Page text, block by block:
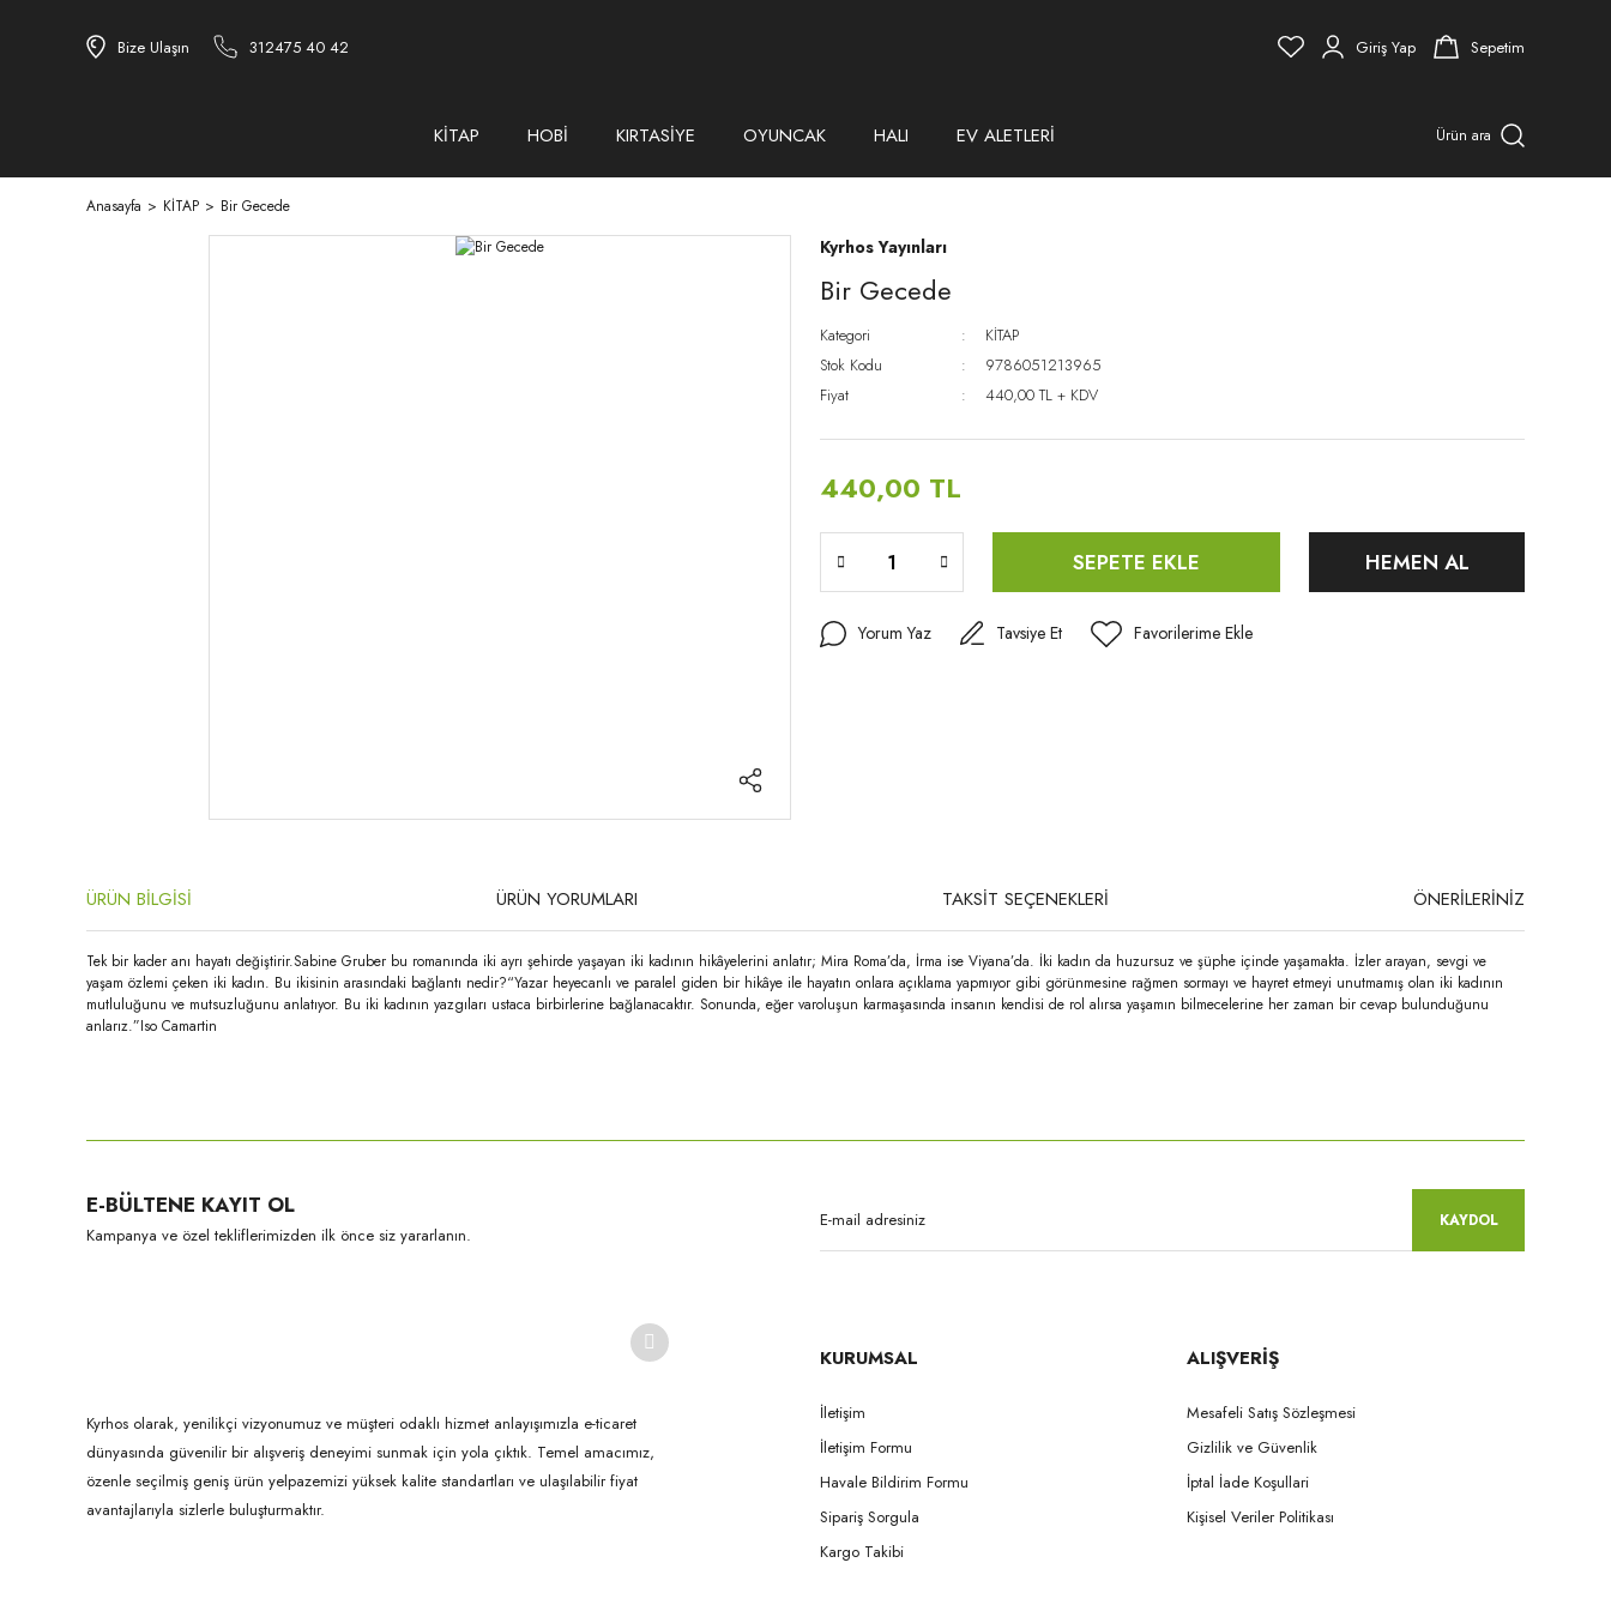
Bize Ulaşın 312475 40 42 Giriş Yap Sepetim
KİTAP HOBİ KIRTASİYE OYUNCAK HALI EV ALETLERİ Ürün ara
Anasayfa KİTAP Bir Gecede
Kyrhos Yayınları
Bir Gecede
Kategori
KİTAP
Stok Kodu
9786051213965
Fiyat
440,00 TL + KDV
440,00 TL
SEPETE EKLE HEMEN AL
Yorum Yaz Tavsiye Et
ÜRÜN BİLGİSİ ÜRÜN YORUMLARI TAKSİT SEÇENEKLERİ ÖNERİLERİNİZ
Tek bir kader anı hayatı değiştirir.Sabine Gruber bu romanında iki ayrı şehirde yaşayan iki kadının hikâyelerini anlatır; Mira Roma’da, İrma ise Viyana’da. İki kadın da huzursuz ve şüphe içinde yaşamakta. İzler arayan, sevgi ve
yaşam özlemi çeken iki kadın. Bu ikisinin arasındaki bağlantı nedir?“Yazar heyecanlı ve paralel giden bir hikâye ile hayatın onlara açıklama yapmıyor gibi görünmesine rağmen sormayı ve hayret etmeyi unutmamış olan iki kadının
mutluluğunu ve mutsuzluğunu anlatıyor. Bu iki kadının yazgıları ustaca birbirlerine bağlanacaktır. Sonunda, eğer varoluşun karmaşasında insanın kendisi de rol alırsa yaşamın bilmecelerine her zaman bir cevap bulunduğunu
anlarız.”Iso Camartin
Ürün açıklamasında eksik bilgiler bulunuyor.
Ürün bilgilerinde hatalar bulunuyor.
E-BÜLTENE KAYIT OL
Kampanya ve özel tekliflerimizden ilk önce siz yararlanın.
KAYDOL
Kyrhos olarak, yenilikçi vizyonumuz ve müşteri odaklı hizmet anlayışımızla e-ticaret
dünyasında güvenilir bir alışveriş deneyimi sunmak için yola çıktık. Temel amacımız,
özenle seçilmiş geniş ürün yelpazemizi yüksek kalite standartları ve ulaşılabilir fiyat
avantajlarıyla sizlerle buluşturmaktır.
KURUMSAL
İletişim
İletişim Formu
Havale Bildirim Formu
Sipariş Sorgula
Kargo Takibi
ALIŞVERİŞ
Mesafeli Satış Sözleşmesi
Gizlilik ve Güvenlik
İptal İade Koşullari
Kişisel Veriler Politikası